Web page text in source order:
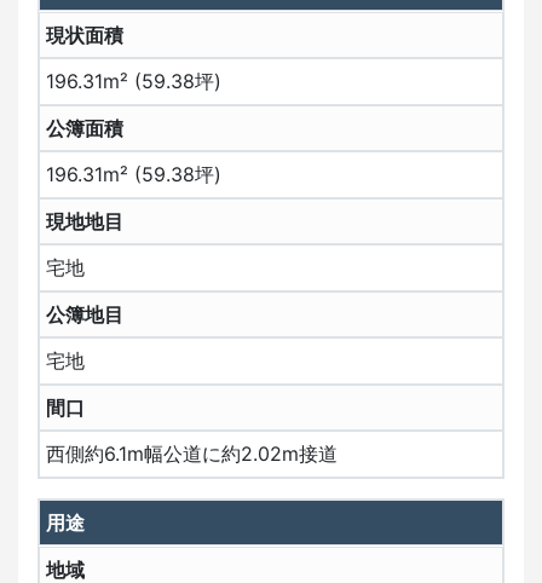
現状面積
196.31m² (59.38坪)
公簿面積
196.31m² (59.38坪)
現地地目
宅地
公簿地目
宅地
間口
西側約6.1m幅公道に約2.02m接道
用途
地域